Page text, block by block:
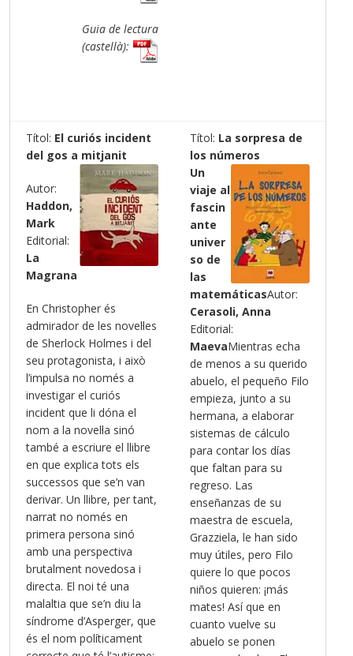
Guia de lectura
(castellà):
Títol: El curiós incident
del gos a mitjanit
Autor:
Haddon,
Mark
Editorial:
La
Magrana
En Christopher és
admirador de les novel·les
de Sherlock Holmes i del
seu protagonista, i això
l’impulsa no només a
investigar el curiós
incident que li dóna el
nom a la novel·la sinó
també a escriure el llibre
en que explica tots els
successos que se’n van
derivar. Un llibre, per tant,
narrat no només en
primera persona sinó
amb una perspectiva
brutalment novedosa i
directa. El noi té una
malaltia que se’n diu la
síndrome d’Asperger, que
és el nom políticament
Títol: La sorpresa de
los números
Un
viaje al
fascin
ante
univer
so de
las
matemáticasAutor:
Cerasoli, Anna
Editorial:
MaevaMientras echa
de menos a su querido
abuelo, el pequeño Filo
empieza, junto a su
hermana, a elaborar
sistemas de cálculo
para contar los días
que faltan para su
regreso. Las
enseñanzas de su
maestra de escuela,
Grazziela, le han sido
muy útiles, pero Filo
quiere lo que pocos
niños quieren: ¡más
mates! Así que en
cuanto vuelve su
abuelo se ponen